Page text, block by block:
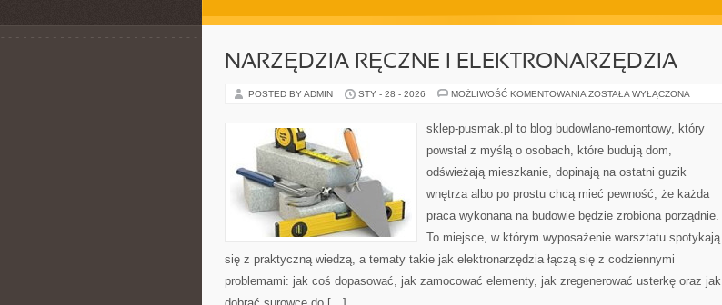
NARZĘDZIA RĘCZNE I ELEKTRONARZĘDZIA
POSTED BY ADMIN STY - 28 - 2026 MOŻLIWOŚĆ KOMENTOWANIA NARZĘDZIA
ELEKTRONARZĘDZIA
ZOSTAŁA WYŁĄCZONA
sklep-pusmak.pl to blog budowlano-remontowy, który
powstał z myślą o osobach, które budują dom,
odświeżają mieszkanie, dopinają na ostatni guzik
wnętrza albo po prostu chcą mieć pewność, że każda
praca wykonana na budowie będzie zrobiona porządnie.
To miejsce, w którym wyposażenie warsztatu spotykają
się z praktyczną wiedzą, a tematy takie jak elektronarzędzia łączą się z codziennymi
problemami: jak coś dopasować, jak zamocować elementy, jak zregenerować usterkę oraz jak